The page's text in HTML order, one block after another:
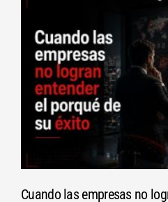
Cuando las empresas no